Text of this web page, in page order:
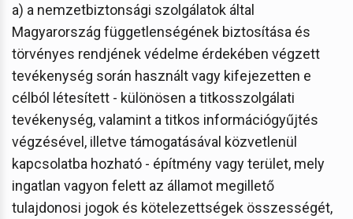
a) a nemzetbiztonsági szolgálatok által
Magyarország függetlenségének biztosítása és
törvényes rendjének védelme érdekében végzett
tevékenység során használt vagy kifejezetten e
célból létesített - különösen a titkosszolgálati
tevékenység, valamint a titkos információgyűjtés
végzésével, illetve támogatásával közvetlenül
kapcsolatba hozható - építmény vagy terület, mely
ingatlan vagyon felett az államot megillető
tulajdonosi jogok és kötelezettségek összességét,